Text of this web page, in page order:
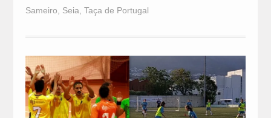
Sameiro, Seia, Taça de Portugal